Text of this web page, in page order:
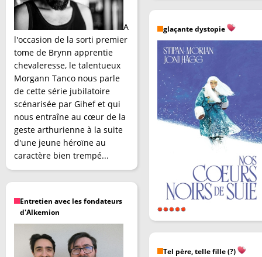
A
l'occasion de la sorti premier
tome de Brynn apprentie
chevaleresse, le talentueux
Morgann Tanco nous parle
de cette série jubilatoire
scénarisée par Gihef et qui
nous entraîne au cœur de la
geste arthurienne à la suite
d'une jeune héroïne au
caractère bien trempé...
Entretien avec les fondateurs
d'Alkemion
glaçante dystopie
Tel père, telle fille (?)